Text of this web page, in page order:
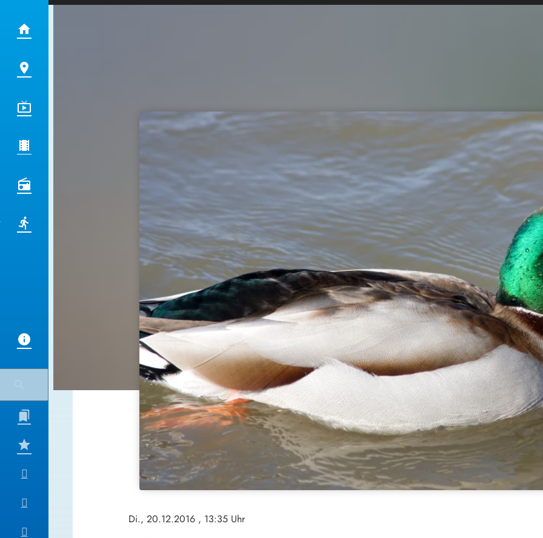
Di., 20.12.2016 , 13:35 Uhr